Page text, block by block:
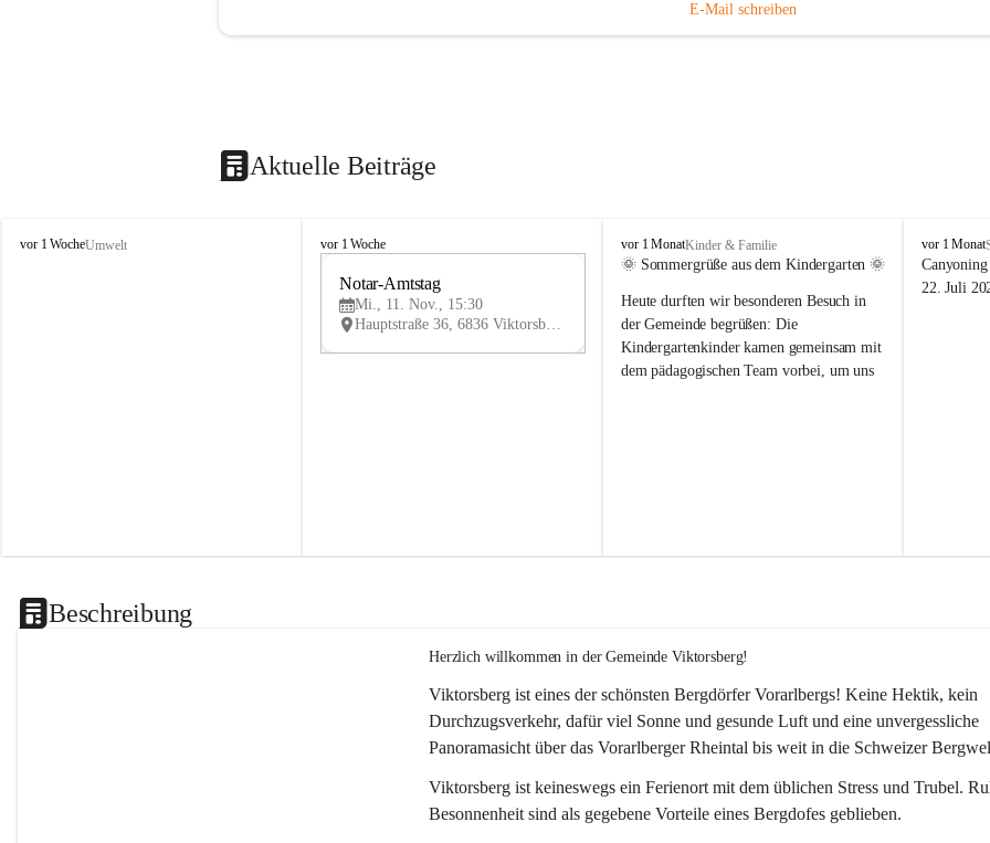
E-Mail schreiben
Aktuelle Beiträge
V
vor 1 WocheUmwelt
V
vor 1 Woche
V
Notar-Amtstag
Mi., 11. Nov., 15:30
Hauptstraße 36, 6836 Viktorsberg, AUT
V
i
t
o
r
s
vor 1 MonatKinder & Familie
🌞 Sommergrüße aus dem Kindergarten 🌞
Heute durften wir besonderen Besuch in
der Gemeinde begrüßen: Die
Kindergartenkinder kamen gemeinsam mit
dem pädagogischen Team vorbei, um uns
V
i
k
vor 1 Monat
22. Juli
Beschreibung
Herzlich willkommen in der Gemeinde Viktorsberg!
Viktorsberg ist eines der schönsten Bergdörfer Vorarlbergs! Keine Hektik, kein
Durchzugsverkehr, dafür viel Sonne und gesunde Luft und eine unvergessliche
Panoramasicht über das Vorarlberger Rheintal bis weit in die Schweizer
Viktorsberg ist keineswegs ein Ferienort mit dem üblichen Stress und Trubel.
Besonnenheit sind als gegebene Vorteile eines Bergdofes geblieben.